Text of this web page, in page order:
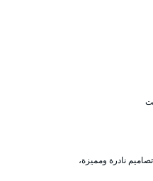
نادرة ومميزة،